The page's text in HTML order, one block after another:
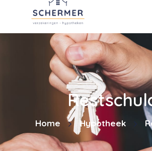
Home Hypotheek